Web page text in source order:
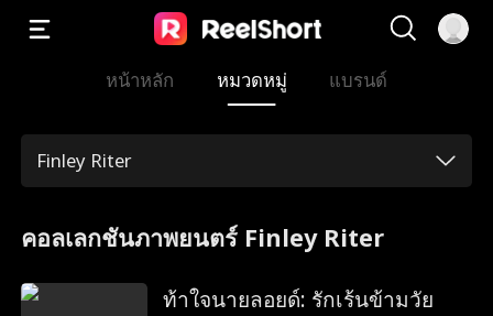
หน้าหลัก หมวดหมู่ แบรนด์
Finley Riter
คอลเลกชันภาพยนตร์ Finley Riter
ท้าใจนายลอยด์: รักเร้นข้ามวัย